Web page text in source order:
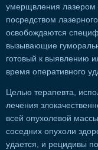
умерщвления лазером
посредством
освобождаются
вызывающие
готовый к выявлению
время оперативного
Целью терапевта,
лечения
всей опухолевой
соседних опухоли
удается, и рецидивы